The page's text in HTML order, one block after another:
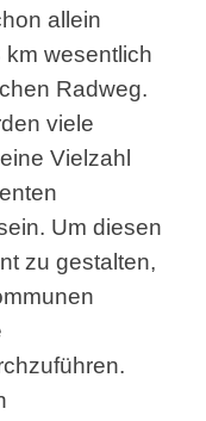
allein
wesentlich
Radweg.
viele
Vielzahl
Um diesen
zu gestalten,